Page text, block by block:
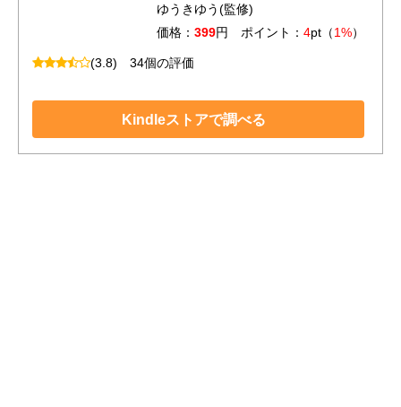
ゆうきゆう(監修)
価格： 399円 ポイント： 4pt（1%）
(3.8) 34個の評価
Kindleストアで調べる